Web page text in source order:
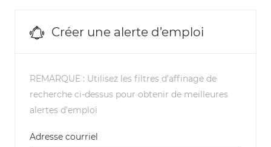
Créer une alerte d’emploi
REMARQUE : Utilisez les filtres d’affinage de
recherche ci-dessus pour obtenir de meilleures
alertes d’emploi
Adresse courriel